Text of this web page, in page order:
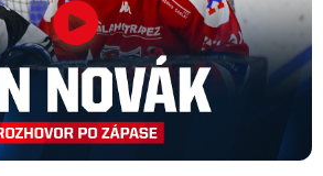
| Utkání 15. kola proti Ústí nad
původně odehrát 15.
marodky Slovanu
domluvily na náhradním
s Ústím nad Labem utkají doma
26. listopadu od 18:00.